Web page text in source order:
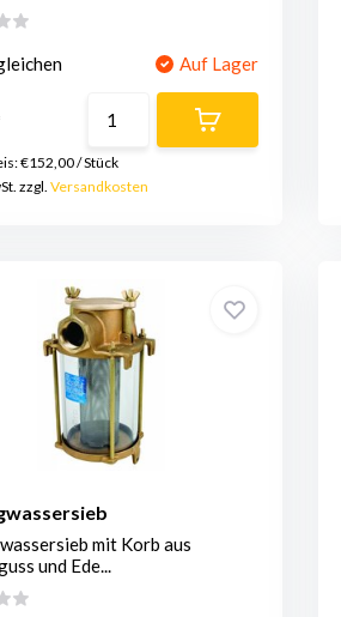
Auf Lager
€152,00/Stück
zzgl. Versandkosten
mit Korb aus
und Ede...